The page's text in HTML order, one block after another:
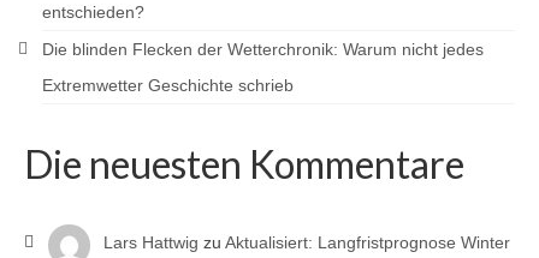
entschieden?
Die blinden Flecken der Wetterchronik: Warum nicht jedes
Extremwetter Geschichte schrieb
Die neuesten Kommentare
Lars Hattwig zu Aktualisiert: Langfristprognose Winter